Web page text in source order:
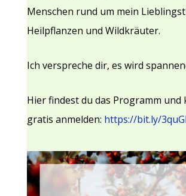
Menschen rund um mein
Heilpflanzen und Wildkräuter.
Ich verspreche dir, es wird
Hier findest du das Programm und
gratis anmelden: https://bit.ly/